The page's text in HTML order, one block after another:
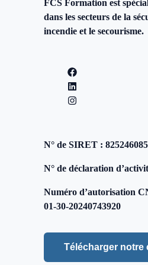
FCS Formation est
dans les secteurs de la
incendie et le secourisme.
N° de SIRET :
N° de déclaration
Numéro d’autorisation
01-30-20240743920
Télécharger notre